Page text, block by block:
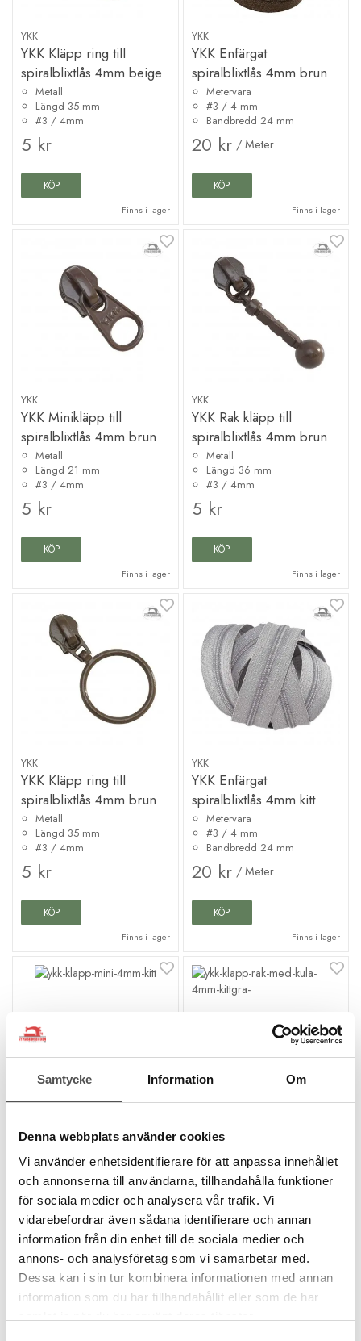
Samtycke Information Om
Denna webbplats använder cookies
Vi använder enhetsidentifierare för att anpassa innehållet
och annonserna till användarna, tillhandahålla funktioner
för sociala medier och analysera vår trafik. Vi
vidarebefordrar även sådana identifierare och annan
information från din enhet till de sociala medier och
annons- och analysföretag som vi samarbetar med.
Dessa kan i sin tur kombinera informationen med annan
information som du har tillhandahållit eller som de har
YKK
YKK Kläpp ring till
spiralblixtlås 4mm beige
Metall
Längd 35 mm
#3 / 4mm
5 kr
KÖP
Finns i lager
YKK
YKK Enfärgat
spiralblixtlås 4mm brun
Metervara
#3 / 4 mm
Bandbredd 24 mm
20 kr / Meter
KÖP
Finns i lager
YKK
YKK Minikläpp till
spiralblixtlås 4mm brun
Metall
Längd 21 mm
#3 / 4mm
5 kr
KÖP
Finns i lager
YKK
YKK Rak kläpp till
spiralblixtlås 4mm brun
Metall
Längd 36 mm
#3 / 4mm
5 kr
KÖP
Finns i lager
YKK
YKK Kläpp ring till
spiralblixtlås 4mm brun
Metall
Längd 35 mm
#3 / 4mm
5 kr
KÖP
Finns i lager
YKK
YKK Enfärgat
spiralblixtlås 4mm kitt
Metervara
#3 / 4 mm
Bandbredd 24 mm
20 kr / Meter
KÖP
Finns i lager
YKK Minikläpp till
spiralblixtlås 4mm kitt
Metall
Längd 21 mm
5 kr
KÖP
Finns i lager
YKK Rak kläpp till
spiralblixtlås 4mm kitt
Metall
Längd 36 mm
5 kr
KÖP
Finns i lager